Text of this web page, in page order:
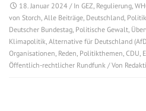
18. Januar 2024 / In GEZ Regulierung
von Storch Alle Beiträge Deutschland
Deutscher Bundestag Politische Gewalt
Klimapolitik Alternative für Deutschland
Organisationen Reden Politikthemen CDU
Öffentlich-rechtlicher Rundfunk / Von